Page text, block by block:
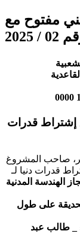
مفتوح مع
قدرات
صاحب المشروغ
قدرات دنيا لـ
الهندسة المدنية
الحديقة على طول
_ طالب عبد